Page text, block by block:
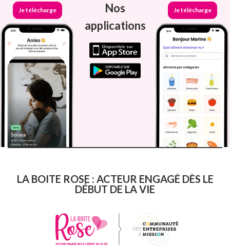
Je télécharge
Nos
applications
Je télécharge
LA BOITE ROSE : ACTEUR ENGAGÉ DÈS LE
DÉBUT DE LA VIE